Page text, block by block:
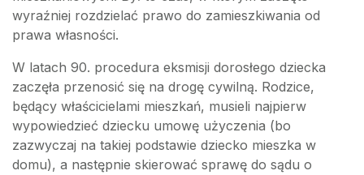
wyraźniej rozdzielać prawo do zamieszkiwania od
prawa własności.
W latach 90. procedura eksmisji dorosłego dziecka
zaczęła przenosić się na drogę cywilną. Rodzice,
będący właścicielami mieszkań, musieli najpierw
wypowiedzieć dziecku umowę użyczenia (bo
zazwyczaj na takiej podstawie dziecko mieszka w
domu), a następnie skierować sprawę do sądu o